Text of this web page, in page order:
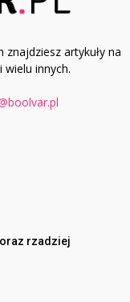
artykuły na
innych.
rzadziej